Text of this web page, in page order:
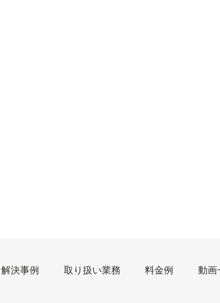
解決事例 取り扱い業務 料金例 動画